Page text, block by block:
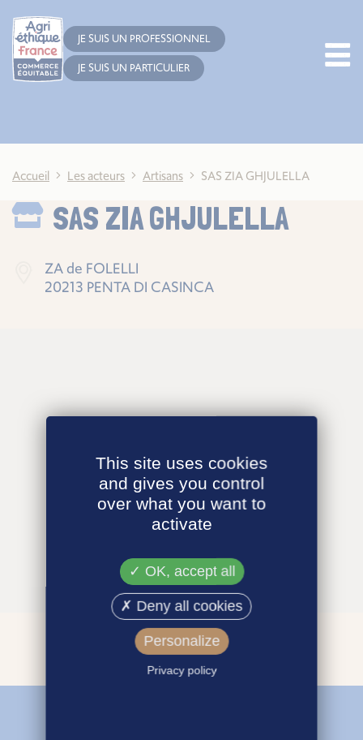
JE SUIS UN PROFESSIONNEL
JE SUIS UN PARTICULIER
Accueil Les acteurs Artisans SAS ZIA GHJULELLA
SAS ZIA GHJULELLA
ZA de FOLELLI
20213 PENTA DI CASINCA
This site uses cookies
and gives you control
over what you want to
activate
OK, accept all
Deny all cookies
Personalize
Privacy policy